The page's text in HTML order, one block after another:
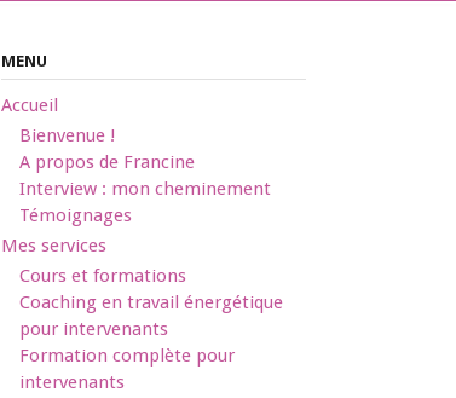
MENU
Accueil
Bienvenue !
A propos de Francine
Interview : mon cheminement
Témoignages
Mes services
Cours et formations
Coaching en travail énergétique
pour intervenants
Formation complète pour
intervenants